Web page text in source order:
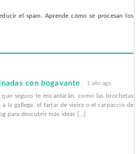
el spam. Aprende cómo se procesan los
con bogavante 1 año ago
seguro te encantarán, como las brochetas
a la gallega, el tartar de vieira o el carpaccio de
para descubrir más ideas […]